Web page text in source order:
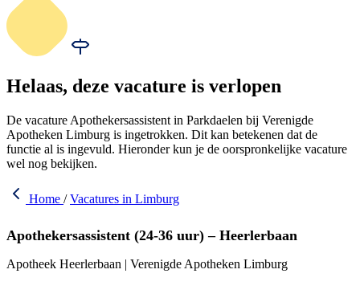
Helaas, deze vacature is verlopen
De vacature Apothekersassistent in Parkdaelen bij Verenigde
Apotheken Limburg is ingetrokken. Dit kan betekenen dat de
functie al is ingevuld. Hieronder kun je de oorspronkelijke vacature
wel nog bekijken.
Home / Vacatures in Limburg
Apothekersassistent (24-36 uur) – Heerlerbaan
Apotheek Heerlerbaan | Verenigde Apotheken Limburg